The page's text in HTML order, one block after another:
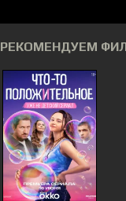
РЕКОМЕНДУЕМ